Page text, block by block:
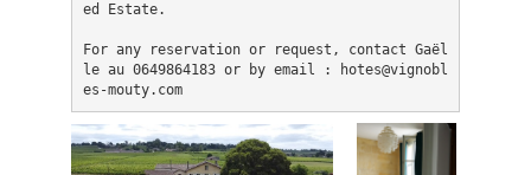
ed Estate.
For any reservation or request,
contact Gaël
le au 0649864183 or by email : hotes@vignobl
es-mouty.com